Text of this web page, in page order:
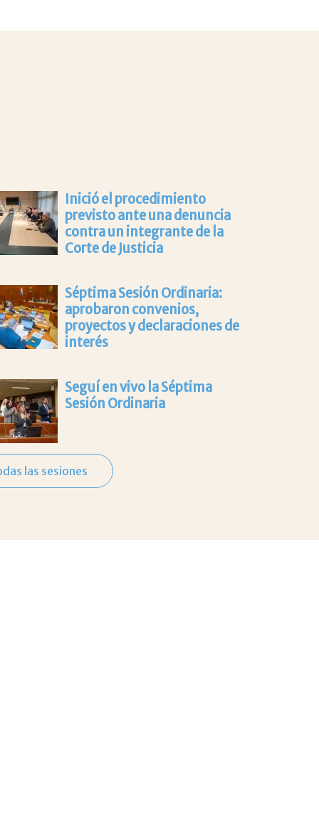
Inició el procedimiento
previsto ante una denuncia
contra un integrante de la
Corte de Justicia
Séptima Sesión Ordinaria:
aprobaron convenios,
proyectos y declaraciones de
interés
Seguí en vivo la Séptima
Sesión Ordinaria
las sesiones